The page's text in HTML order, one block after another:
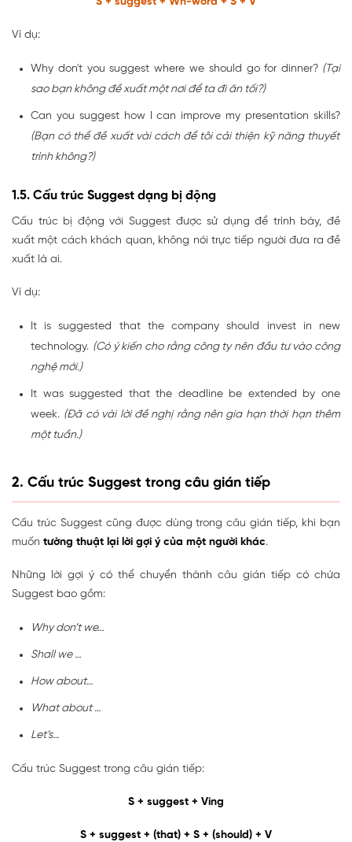
Ví dụ:
Why don't you suggest where we should go for dinner? (Tại
sao bạn không đề xuất một nơi để ta đi ăn tối?)
Can you suggest how I can improve my presentation skills?
(Bạn có thể đề xuất vài cách để tôi cải thiện kỹ năng thuyết
trình không?)
1.5. Cấu trúc Suggest dạng bị động
Cấu trúc bị động với Suggest được sử dụng để trình bày, đề
xuất một cách khách quan, không nói trực tiếp người đưa ra đề
xuất là ai.
Ví dụ:
It is suggested that the company should invest in new
technology. (Có ý kiến cho rằng công ty nên đầu tư vào công
nghệ mới.)
It was suggested that the deadline be extended by one
week. (Đã có vài lời đề nghị rằng nên gia hạn thời hạn thêm
một tuần.)
2. Cấu trúc Suggest trong câu gián tiếp
Cấu trúc Suggest cũng được dùng trong câu gián tiếp, khi bạn
muốn tường thuật lại lời gợi ý của một người khác.
Những lời gợi ý có thể chuyển thành câu gián tiếp có chứa
Suggest bao gồm:
Why don’t we…
Shall we …
How about…
What about …
Let’s…
Cấu trúc Suggest trong câu gián tiếp:
S + suggest + Ving
S + suggest + (that) + S + (should) + V